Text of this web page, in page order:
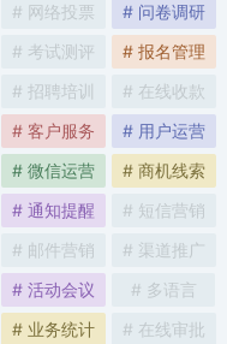
# 网络投票
# 问卷调研
# 考试测评
# 报名管理
# 招聘培训
# 在线收款
# 客户服务
# 用户运营
# 微信运营
# 商机线索
# 通知提醒
# 短信营销
# 邮件营销
# 渠道推广
# 活动会议
# 多语言
# 业务统计
# 在线审批